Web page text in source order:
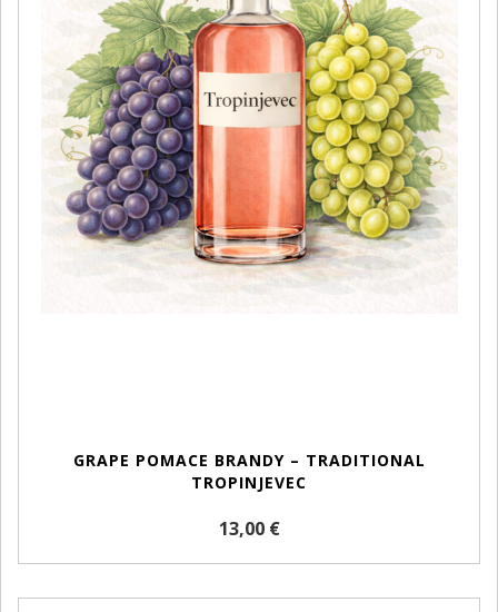
GRAPE POMACE BRANDY – TRADITIONAL
TROPINJEVEC
13,00 €